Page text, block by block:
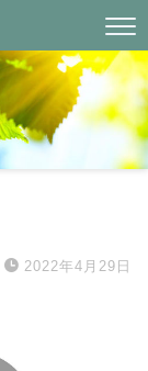
2022年4月29日